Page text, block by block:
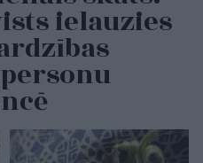
ielauzies